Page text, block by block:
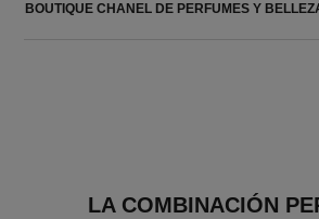
BOUTIQUE CHANEL DE PERFUMES Y
LA COMBINACIÓN